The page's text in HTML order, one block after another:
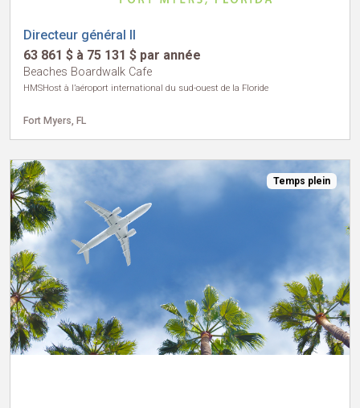
Directeur général II
63 861 $ à 75 131 $ par année
Beaches Boardwalk Cafe
HMSHost à l’aéroport international du sud-ouest de la Floride
Fort Myers, FL
Temps plein